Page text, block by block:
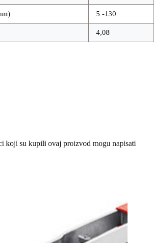
5 -130
4,08
koji su kupili ovaj proizvod mogu napisati